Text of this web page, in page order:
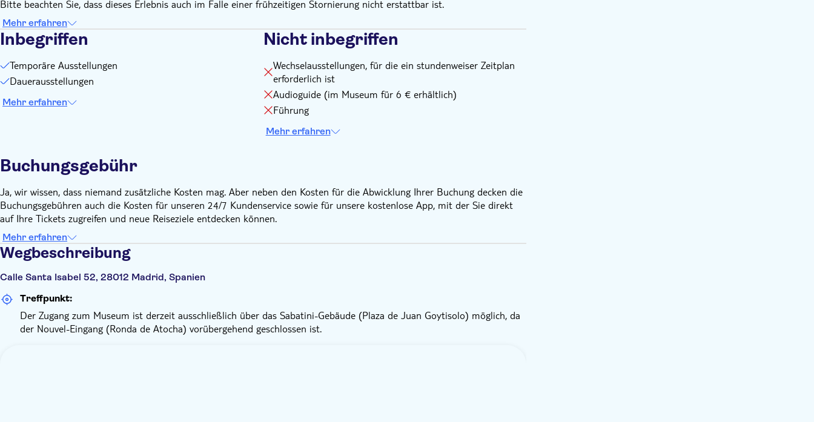
für Rollstuhlfahrer
Nutzen Sie die Garderobe am Eingang des Nouvel-Gebäudes für sperrige Gegenstände (bitte beachten Sie: Das Nouvel-
Gebäude verfügt über keinen Rampenzugang)
Kinderwagen/Buggys können an den Schaltern des Schließfachservices ausgeliehen werden oder Sie können Ihren
eigenen mitbringen
Der Besuch des Museums ist durch eine Kapazitätsbegrenzung geregelt
Bitte beachten Sie, dass dieses Erlebnis auch im Falle einer frühzeitigen Stornierung nicht erstattbar ist.
Mehr erfahren
Inbegriffen
Temporäre Ausstellungen
Dauerausstellungen
Mehr erfahren
Nicht inbegriffen
Wechselausstellungen, für die ein stundenweiser Zeitplan
erforderlich ist
Audioguide (im Museum für 6 € erhältlich)
Führung
Mehr erfahren
Buchungsgebühr
Ja, wir wissen, dass niemand zusätzliche Kosten mag. Aber neben den Kosten für die Abwicklung Ihrer Buchung decken die
Buchungsgebühren auch die Kosten für unseren 24/7 Kundenservice sowie für unsere kostenlose App, mit der Sie direkt
auf Ihre Tickets zugreifen und neue Reiseziele entdecken können.
Mehr erfahren
Wegbeschreibung
Calle Santa Isabel 52, 28012 Madrid, Spanien
Treffpunkt:
Der Zugang zum Museum ist derzeit ausschließlich über das Sabatini-Gebäude (Plaza de Juan Goytisolo) möglich, da
der Nouvel-Eingang (Ronda de Atocha) vorübergehend geschlossen ist.